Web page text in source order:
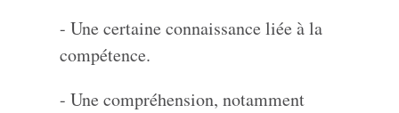
- Une certaine connaissance liée à la
compétence.
- Une compréhension, notamment